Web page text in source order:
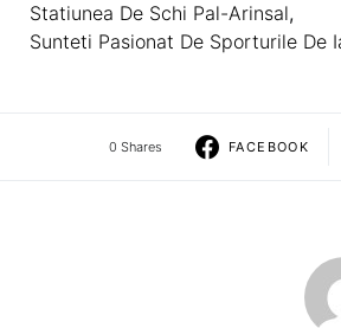
Statiunea De Schi Pal-Arinsal,
Sunteti Pasionat De Sporturile De
0 Shares FACEBOOK